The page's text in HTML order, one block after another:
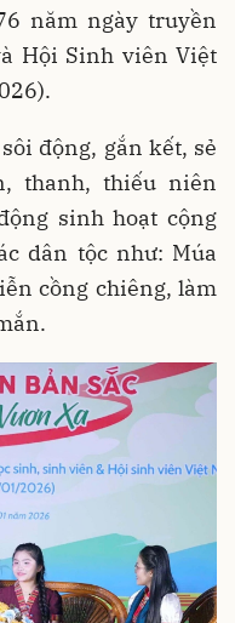
năm ngày truyền
Hội Sinh viên Việt
động, gắn kết, sẻ
thanh, thiếu niên
sinh hoạt cộng
dân tộc như: Múa
cồng chiêng, làm